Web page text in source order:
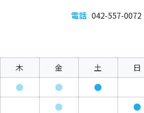
電話 042-557-0072
木 金 土 日
● ● ●
● ●